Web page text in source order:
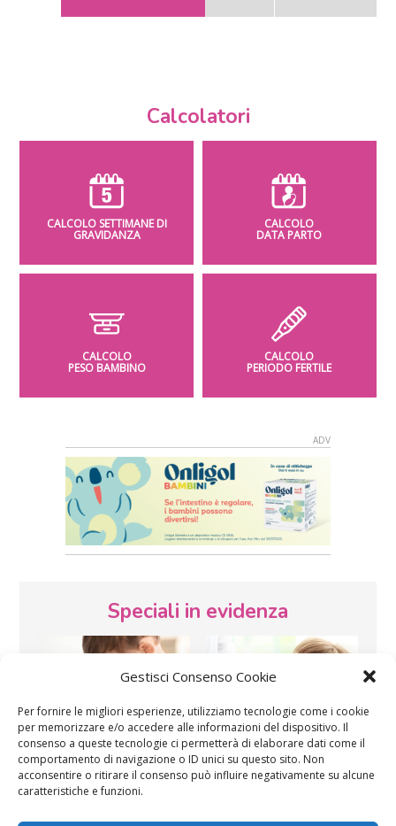
Gestisci Consenso Cookie
Per fornire le migliori esperienze, utilizziamo tecnologie come i cookie
per memorizzare e/o accedere alle informazioni del dispositivo. Il
consenso a queste tecnologie ci permetterà di elaborare dati come il
comportamento di navigazione o ID unici su questo sito. Non
acconsentire o ritirare il consenso può influire negativamente su alcune
caratteristiche e funzioni.
Calcolatori
CALCOLO SETTIMANE DI
GRAVIDANZA
CALCOLO
DATA PARTO
CALCOLO
PESO BAMBINO
CALCOLO
PERIODO FERTILE
Speciali in evidenza
Vaccini SOS Pediatra